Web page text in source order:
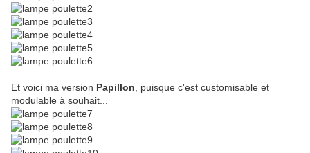
Et voici ma version Papillon , puisque c'est customisable et
modulable à souhait...